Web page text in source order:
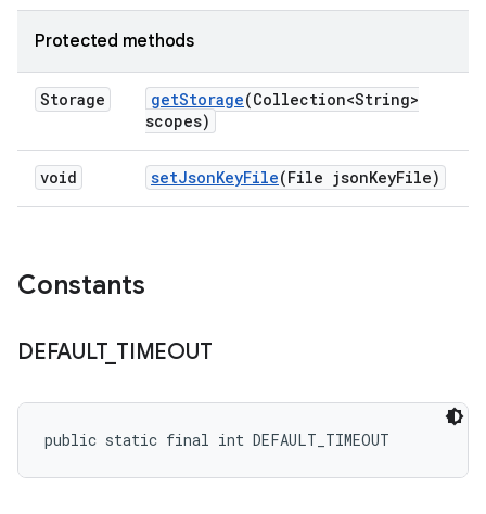
Protected methods
Storage getStorage(Collection<String>
scopes)
void setJsonKeyFile(File jsonKeyFile)
Constants
DEFAULT_ TIMEOUT
public static final int DEFAULT_TIMEOUT